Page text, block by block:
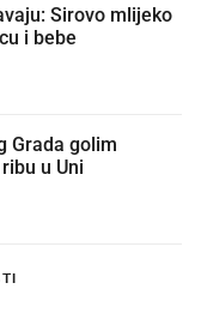
Sirovo mlijeko
i bebe
Grada golim
u Uni